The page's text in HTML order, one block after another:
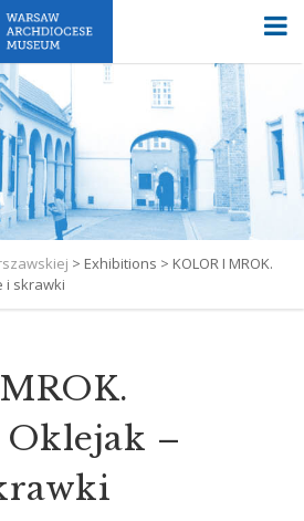
> Exhibitions > KOLOR I MROK.
i skrawki
–